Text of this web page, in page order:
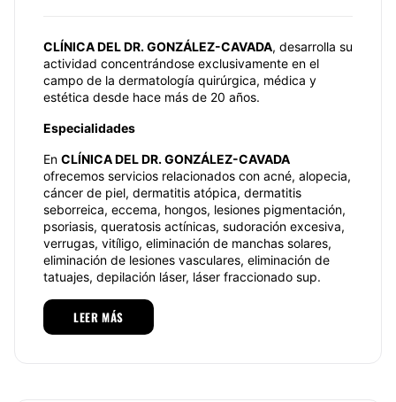
CLÍNICA DEL DR. GONZÁLEZ-CAVADA, desarrolla su
actividad concentrándose exclusivamente en el
campo de la dermatología quirúrgica, médica y
estética desde hace más de 20 años.
Especialidades
En CLÍNICA DEL DR. GONZÁLEZ-CAVADA
ofrecemos servicios relacionados con acné, alopecia,
cáncer de piel, dermatitis atópica, dermatitis
seborreica, eccema, hongos, lesiones pigmentación,
psoriasis, queratosis actínicas, sudoración excesiva,
verrugas, vitíligo, eliminación de manchas solares,
eliminación de lesiones vasculares, eliminación de
tatuajes, depilación láser, láser fraccionado sup.
Somos expertos en el tratamiento de afecciones o
problemas relacionados con la dermatología clínica y
LEER MÁS